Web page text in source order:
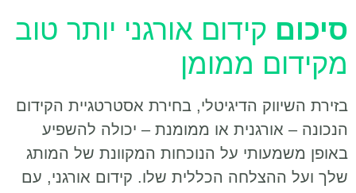
סיכום קידום אורגני יותר טוב
מקידום ממומן
בזירת השיווק הדיגיטלי, בחירת אסטרטגיית הקידום
הנכונה – אורגנית או ממומנת – יכולה להשפיע
באופן משמעותי על הנוכחות המקוונת של המותג
שלך ועל ההצלחה הכללית שלו. קידום אורגני, עם